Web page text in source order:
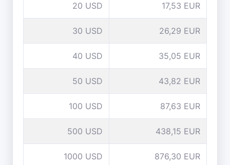
20 USD 17,53 EUR
30 USD 26,29 EUR
40 USD 35,05 EUR
50 USD 43,82 EUR
100 USD 87,63 EUR
500 USD 438,15 EUR
1000 USD 876,30 EUR